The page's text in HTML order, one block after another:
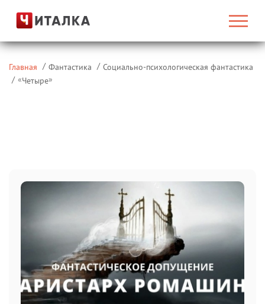
Главная Фантастика
Социально-психологическая фантастика
«Четыре»